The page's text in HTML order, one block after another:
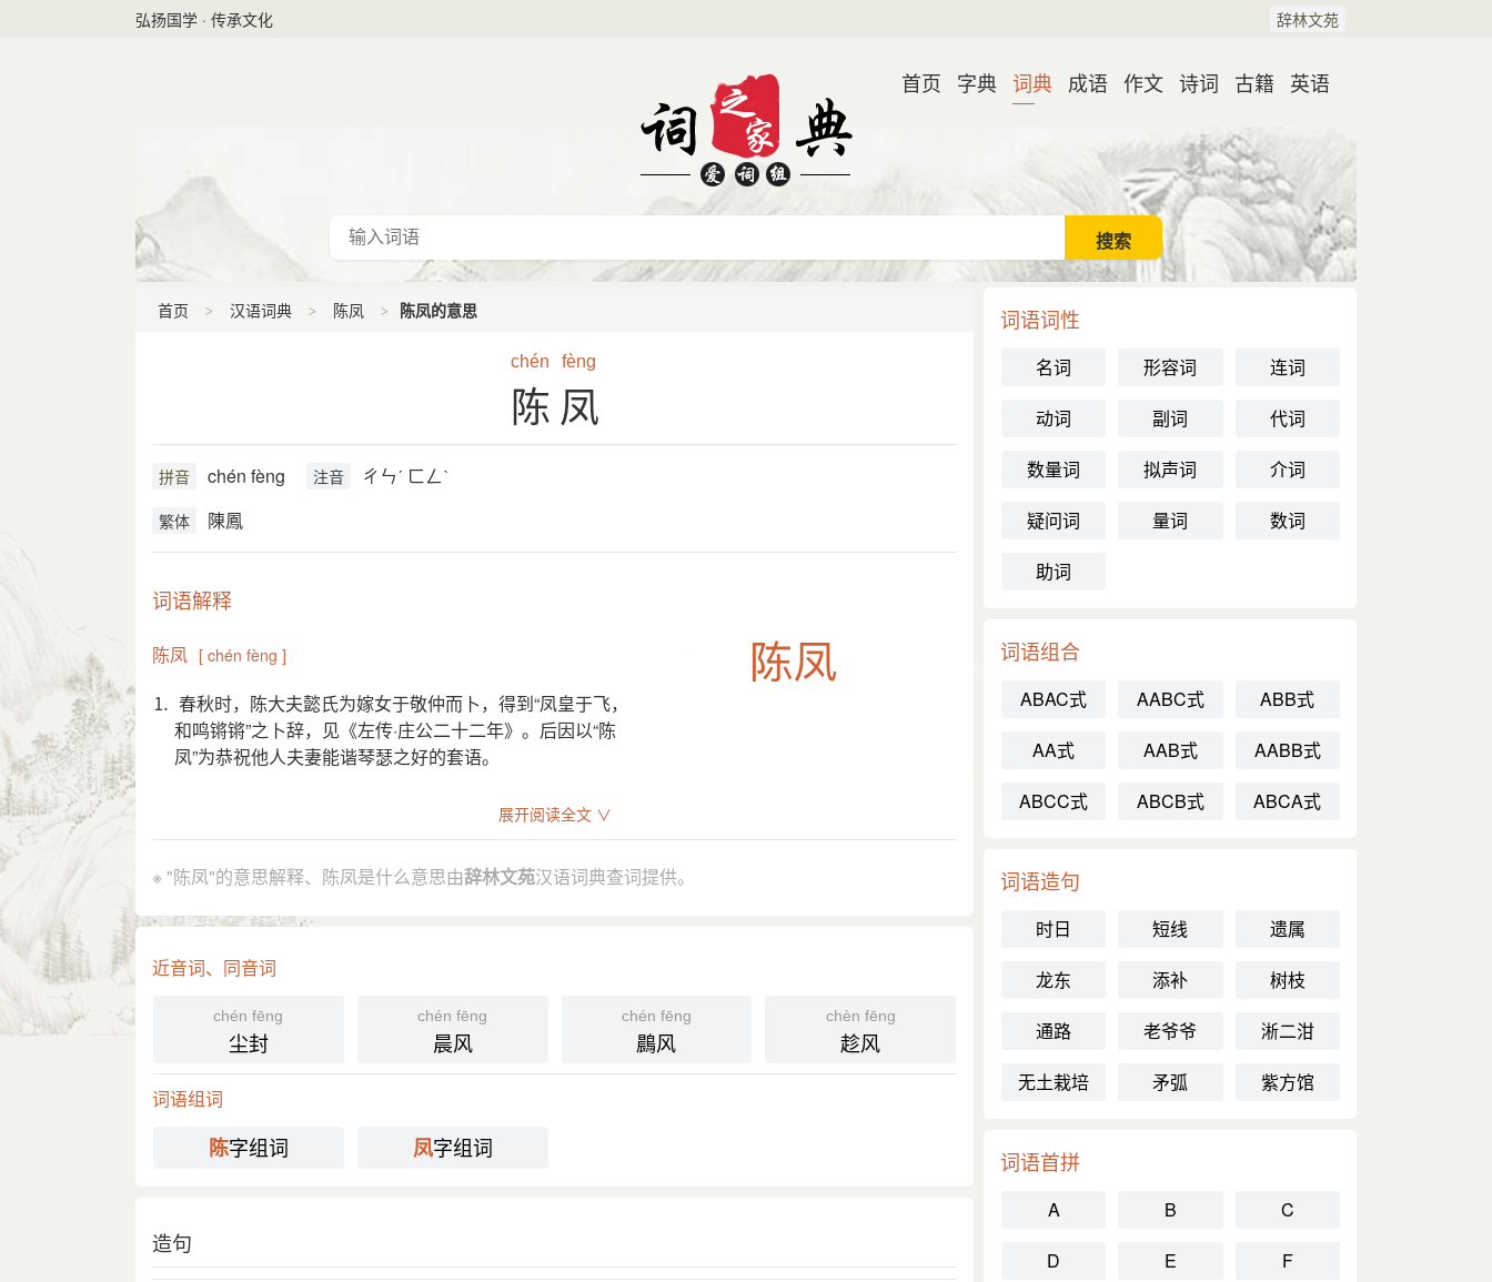
弘扬国学 · 传承文化 辞林文苑
首页 字典 词典 成语 作文 诗词 古籍 英语
首页 汉语词典 陈凤 陈凤的意思
chén fèng
陈凤
拼音 chén fèng 注音 ㄔㄣˊ ㄈㄥˋ
繁体 陳鳳
词语解释
陈凤 [ chén fèng ]
⒈ 春秋时，陈大夫懿氏为嫁女于敬仲而卜，得到“凤皇于飞，
和鸣锵锵”之卜辞，见《左传·庄公二十二年》。后因以“陈
凤”为恭祝他人夫妻能谐琴瑟之好的套语。
二年》。后因以“陈凤”为恭祝他人夫妻能谐琴瑟之好的套语。
引 唐 沉佺期 《天官崔侍郎夫人卢氏挽歌》：“潘 鱼从此隔， 陈 凤宛然飞。”
分字解释
fèng
凤
展开阅读全文 ∨
※ "陈凤"的意思解释、陈凤是什么意思由辞林文苑汉语词典查词提供。
近音词、同音词
chén fēng
尘封
chén fēng
晨风
chén fēng
鷐风
chèn fēng
趁风
词语组词
陈字组词 凤字组词
造句
词语词性
名词 形容词
连词
动词
副词
代词
数量词
拟声词
介词
疑问词
量词
数词
助词
词语组合
ABAC式 AABC式
ABB式
AA式
AAB式
AABB式
ABCC式
ABCB式 ABCA式
词语造句
时日 短线
遗属
龙东
添补
树枝
通路
老爷爷
淅二泔
无土栽培
矛弧 紫方馆
词语首拼
A B
C
D
E
F